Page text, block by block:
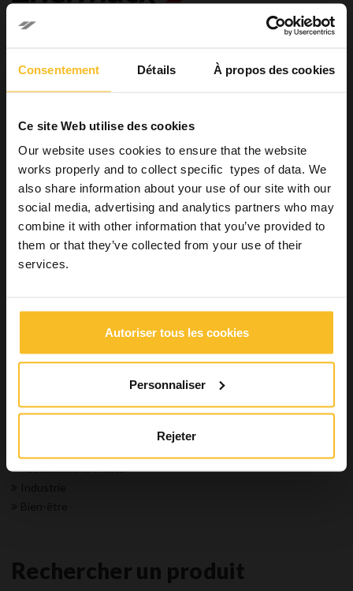
Consentement Détails À propos des cookies
Ce site Web utilise des cookies
Our website uses cookies to ensure that the website
works properly and to collect specific types of data. We
also share information about your use of our site with our
social media, advertising and analytics partners who may
combine it with other information that you’ve provided to
them or that they’ve collected from your use of their
services.
Autoriser tous les cookies
Personnaliser
Rejeter
Dental
Dental
Cabinets Dentaires
Systèmes pour la prise d’empreintes
Empreinte préliminaire
Empreinte de précision
Silicones par Addition
Hydrorise System
Matrice transparente
Enregistrement occlusal
Rebasage
Hygiène
Restaurations finales
Rechercher un produit